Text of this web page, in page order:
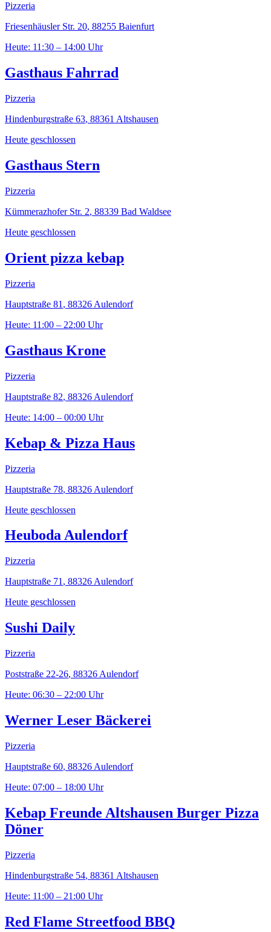
Pizzeria
Friesenhäusler Str. 20, 88255 Baienfurt
Heute: 11:30 – 14:00 Uhr
Gasthaus Fahrrad
Pizzeria
Hindenburgstraße 63, 88361 Altshausen
Heute geschlossen
Gasthaus Stern
Pizzeria
Kümmerazhofer Str. 2, 88339 Bad Waldsee
Heute geschlossen
Orient pizza kebap
Pizzeria
Hauptstraße 81 , 88326 Aulendorf
Heute: 11:00 – 22:00 Uhr
Gasthaus Krone
Pizzeria
Hauptstraße 82, 88326 Aulendorf
Heute: 14:00 – 00:00 Uhr
Kebap & Pizza Haus
Pizzeria
Hauptstraße 78, 88326 Aulendorf
Heute geschlossen
Heuboda Aulendorf
Pizzeria
Hauptstraße 71 , 88326 Aulendorf
Heute geschlossen
Sushi Daily
Pizzeria
Poststraße 22-26, 88326 Aulendorf
Heute: 06:30 – 22:00 Uhr
Werner Leser Bäckerei
Pizzeria
Hauptstraße 60, 88326 Aulendorf
Heute: 07:00 – 18:00 Uhr
Kebap Freunde Altshausen Burger Pizza
Döner
Pizzeria
Hindenburgstraße 54, 88361 Altshausen
Heute: 11:00 – 21:00 Uhr
Red Flame Streetfood BBQ